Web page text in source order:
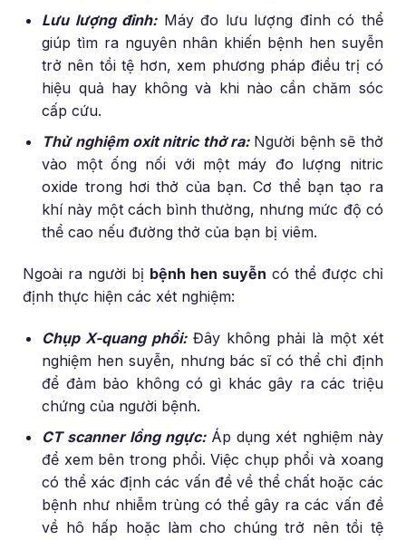
Lưu lượng đỉnh:Máy đo lưu lượng đỉnh có thể
giúp tìm ra nguyên nhân khiến bệnh hen suyễn
trở nên tồi tệ hơn, xem phương pháp điều trị có
hiệu quả hay không và khi nào cần chăm sóc
cấp cứu.
Thử nghiệm oxit nitric thở ra: Người bệnh sẽ thở
vào một ống nối với một máy đo lượng nitric
oxide trong hơi thở của bạn. Cơ thể bạn tạo ra
khí này một cách bình thường, nhưng mức độ có
thể cao nếu đường thở của bạn bị viêm.
Ngoài ra người bị bệnh hen suyễn có thể được chỉ
định thực hiện các xét nghiệm:
Chụp X-quang phổi:Đây không phải là một xét
nghiệm hen suyễn, nhưng bác sĩ có thể chỉ định
để đảm bảo không có gì khác gây ra các triệu
chứng của người bệnh.
CT scanner lồng ngực:Áp dụng xét nghiệm này
để xem bên trong phổi. Việc chụp phổi và xoang
có thể xác định các vấn đề về thể chất hoặc các
bệnh như nhiễm trùng có thể gây ra các vấn đề
về hô hấp hoặc làm cho chúng trở nên tồi tệ